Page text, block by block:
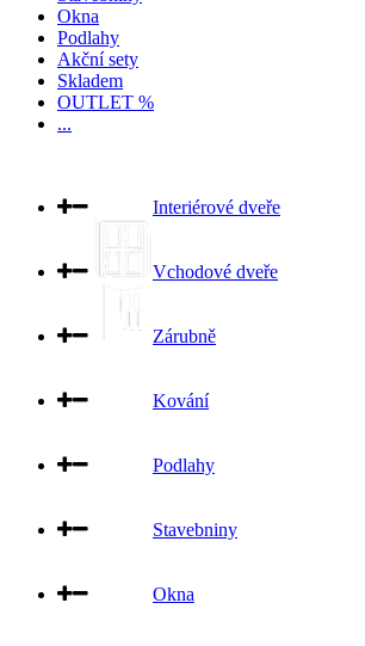
Okna
Podlahy
Akční sety
Skladem
OUTLET %
...
Interiérové dveře
Vchodové dveře
Zárubně
Kování
Podlahy
Stavebniny
Okna